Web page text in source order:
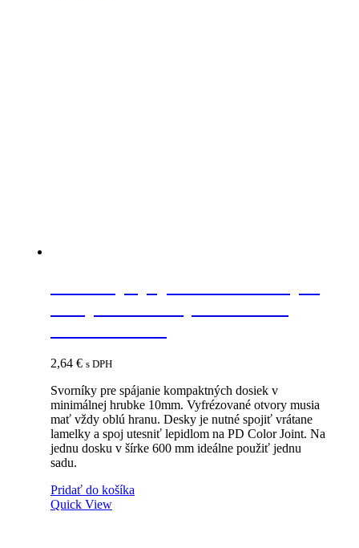
2,64 € s DPH
Svorníky pre spájanie kompaktných dosiek v
minimálnej hrubke 10mm. Vyfrézované otvory musia
mať vždy oblú hranu. Desky je nutné spojiť vrátane
lamelky a spoj utesniť lepidlom na PD Color Joint. Na
jednu dosku v šírke 600 mm ideálne použiť jednu
sadu.
Pridať do košíka
Quick View